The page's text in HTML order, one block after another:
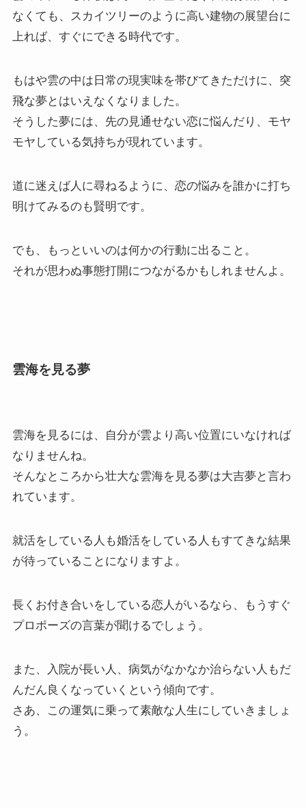
なくても、スカイツリーのように高い建物の展望台に
上れば、すぐにできる時代です。
もはや雲の中は日常の現実味を帯びてきただけに、突
飛な夢とはいえなくなりました。
そうした夢には、先の見通せない恋に悩んだり、モヤ
モヤしている気持ちが現れています。
道に迷えば人に尋ねるように、恋の悩みを誰かに打ち
明けてみるのも賢明です。
でも、もっといいのは何かの行動に出ること。
それが思わぬ事態打開につながるかもしれませんよ。
雲海を見る夢
雲海を見るには、自分が雲より高い位置にいなければ
なりませんね。
そんなところから壮大な雲海を見る夢は大吉夢と言わ
れています。
就活をしている人も婚活をしている人もすてきな結果
が待っていることになりますよ。
長くお付き合いをしている恋人がいるなら、もうすぐ
プロポーズの言葉が聞けるでしょう。
また、入院が長い人、病気がなかなか治らない人もだ
んだん良くなっていくという傾向です。
さあ、この運気に乗って素敵な人生にしていきましょ
う。